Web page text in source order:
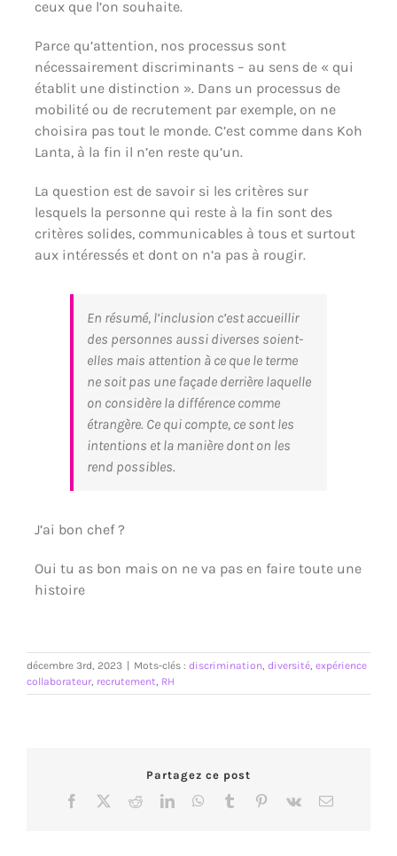
ceux que l’on souhaite.
Parce qu’attention, nos processus sont
nécessairement discriminants – au sens de « qui
établit une distinction ». Dans un processus de
mobilité ou de recrutement par exemple, on ne
choisira pas tout le monde. C’est comme dans Koh
Lanta, à la fin il n’en reste qu’un.
La question est de savoir si les critères sur
lesquels la personne qui reste à la fin sont des
critères solides, communicables à tous et surtout
aux intéressés et dont on n’a pas à rougir.
En résumé, l’inclusion c’est accueillir
des personnes aussi diverses soient-
elles mais attention à ce que le terme
ne soit pas une façade derrière laquelle
on considère la différence comme
étrangère. Ce qui compte, ce sont les
intentions et la manière dont on les
rend possibles.
J’ai bon chef ?
Oui tu as bon mais on ne va pas en faire toute une
histoire
décembre 3rd, 2023 Mots-clés : discrimination, diversité, expérience
collaborateur, recrutement, RH
Partagez ce post
Facebook RedditLinkedInWhatsApp
Tumblr Pinterest
Vk Email